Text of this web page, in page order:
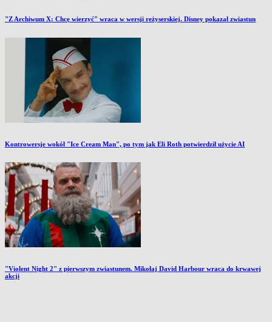
"Z Archiwum X: Chcę wierzyć" wraca w wersji reżyserskiej. Disney pokazał zwiastun
Kontrowersje wokół "Ice Cream Man", po tym jak Eli Roth potwierdził użycie AI
"Violent Night 2" z pierwszym zwiastunem. Mikołaj David Harbour wraca do krwawej
akcji